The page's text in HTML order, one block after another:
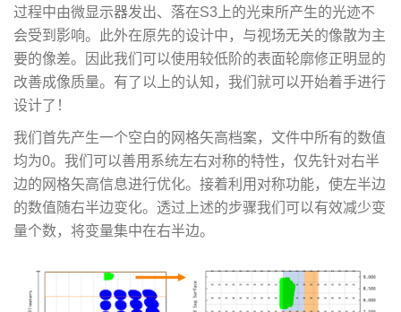
过程中由微显示器发出、落在S3上的光束所产生的光迹不
会受到影响。此外在原先的设计中，与视场无关的像散为主
要的像差。因此我们可以使用较低阶的表面轮廓修正明显的
改善成像质量。有了以上的认知，我们就可以开始着手进行
设计了！
我们首先产生一个空白的网格矢高档案，文件中所有的数值
均为0。我们可以善用系统左右对称的特性，仅先针对右半
边的网格矢高信息进行优化。接着利用对称功能，使左半边
的数值随右半边变化。透过上述的步骤我们可以有效减少变
量个数，将变量集中在右半边。